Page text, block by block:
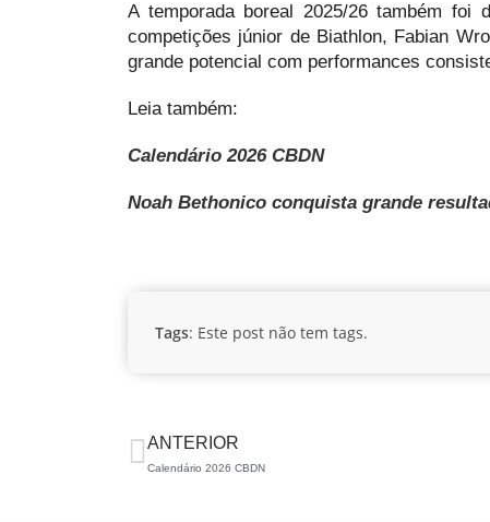
A temporada boreal 2025/26 também
competições júnior de Biathlon, Fabian
grande potencial com performances
Leia também:
Calendário 2026 CBDN
Noah Bethonico conquista grande
Tags: Este post não tem tags.
ANTERIOR
Calendário 2026 CBDN